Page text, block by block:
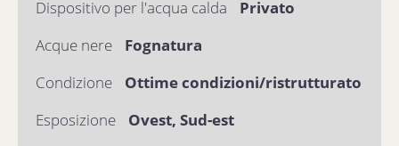
Dispositivo per l'acqua calda
Privato
Acque nere
Fognatura
Condizione
Ottime condizioni/ristrutturato
Esposizione
Ovest, Sud-est